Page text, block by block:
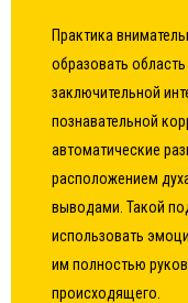
Практика
образовать
заключительной
познавательной
автоматические
расположением
выводами. Такой
использовать
им полностью
происходящего.